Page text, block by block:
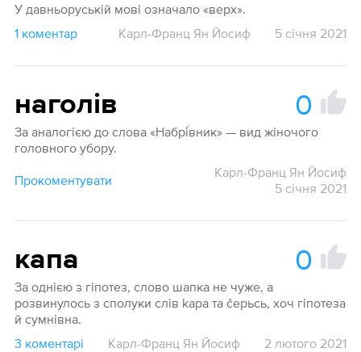
У давньоруській мові означало «верх».
1 коментар
Карл-Франц Ян Йосиф 5 січня 2021
наголів 0
За аналогією до слова «Набрі́вник» — вид жіночого
головного убору.
Прокоментувати
Карл-Франц Ян Йосиф
5 січня 2021
капа 0
За однією з гіпотез, слово шапка не чуже, а
розвинулось з сполуки слів kapa та čepьcь, хоч гіпотеза
й сумнівна.
3 коментарі
Карл-Франц Ян Йосиф 2 лютого 2021